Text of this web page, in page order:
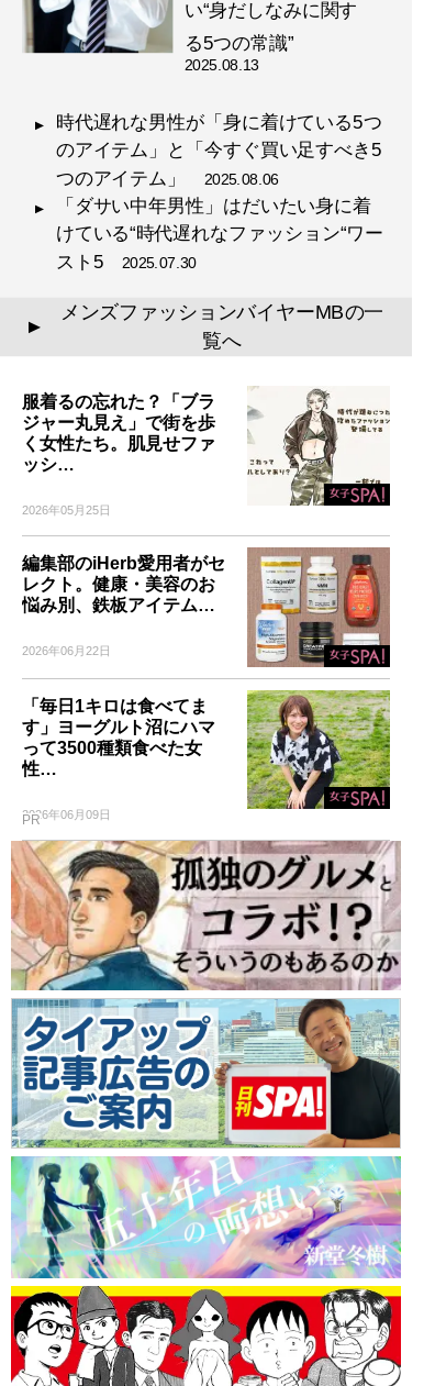
自信は服で簡単につくること
ができる!
『最速でおしゃれに見せる
誰も言葉にできなかった
「男のおしゃれ」の決定
のコーディネート・80スタ
イルを追加収録！
い“身だしなみに関す
る5つの常識”
2025.08.13
時代遅れな男性が「身に着けている5つ
のアイテム」と「今すぐ買い足すべき5
つのアイテム」 2025.08.06
「ダサい中年男性」はだいたい身に着
けている“時代遅れなファッション“ワー
スト5 2025.07.30
▲
メンズファッションバイヤーMBの一
覧へ
服着るの忘れた？「ブラ
ジャー丸見え」で街を歩
く女性たち。肌見せファ
ッシ…
2026年05月25日
編集部のiHerb愛用者がセ
レクト。健康・美容のお
悩み別、鉄板アイテム…
2026年06月22日
「毎日1キロは食べてま
す」ヨーグルト沼にハマ
って3500種類食べた女
性…
2026年06月09日
PR